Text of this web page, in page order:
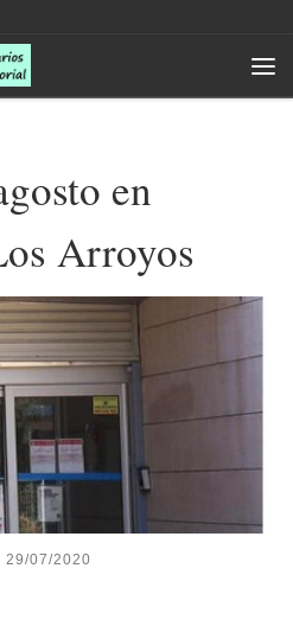
en
Arroyos
29/07/2020